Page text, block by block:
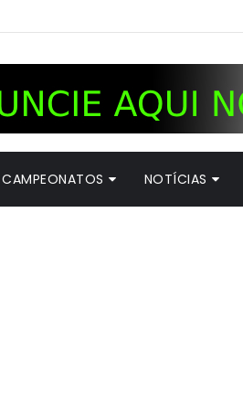
CAMPEONATOS NOTÍCIAS